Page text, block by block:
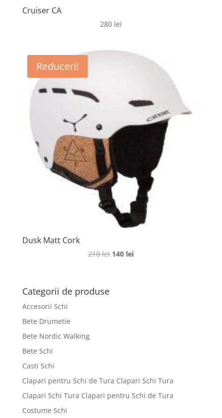
Cruiser CA
280 lei
Reduceri!
Dusk Matt Cork
210lei Prețul
140 leiPrețul
Categorii de produse
Accesorii Schi
Bete Drumetie
Bete Nordic Walking
Bete Schi
Casti Schi
Clapari pentru Schi de Tura Clapari Schi Tura
Clapari Schi Tura Clapari pentru Schi de Tura
Costume Schi